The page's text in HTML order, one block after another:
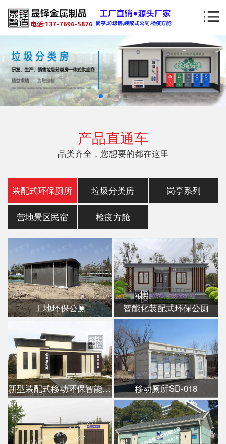
产品直通车
品类齐全，您想要的都在这里
装配式环保厕所 垃圾分类房 岗亭系列
营地景区民宿 检疫方舱
工地环保公厕 智能化装配式环保公厕
新型装配式移动环保智能公厕 移动厕所SD-018